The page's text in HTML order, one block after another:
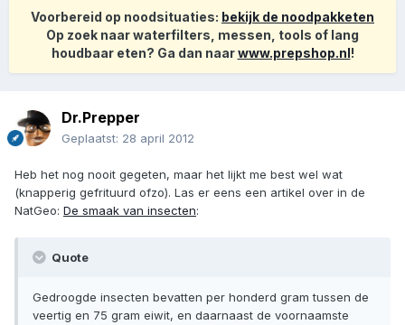
Voorbereid op noodsituaties: bekijk de noodpakketen
Op zoek naar waterfilters, messen, tools of lang
houdbaar eten? Ga dan naarwww.prepshop.nl!
Dr.Prepper
Geplaatst: 28 april 2012
Heb het nog nooit gegeten, maar het lijkt me best wel wat
(knapperig gefrituurd ofzo). Las er eens een artikel over in de
NatGeo: De smaak van insecten:
Quote
Gedroogde insecten bevatten per honderd gram tussen de
veertig en 75 gram eiwit, en daarnaast de voornaamste